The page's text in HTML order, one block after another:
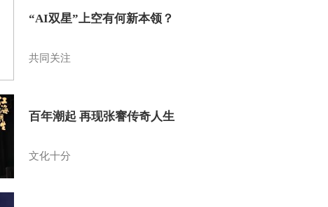
“AI双星”上空有何新本领？
共同关注
百年潮起 再现张謇传奇人生
文化十分